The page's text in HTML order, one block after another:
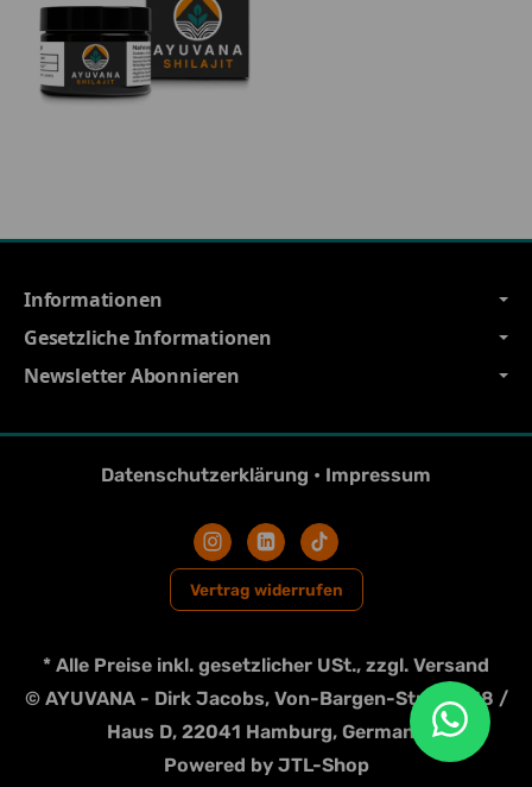
Informationen
Gesetzliche Informationen
Newsletter Abonnieren
Datenschutzerklärung • Impressum
Vertrag widerrufen
* Alle Preise inkl. gesetzlicher USt., zzgl. Versand
© AYUVANA - Dirk Jacobs, Von-Bargen-Strasse 18 /
Haus D, 22041 Hamburg, Germany
Powered by JTL-Shop